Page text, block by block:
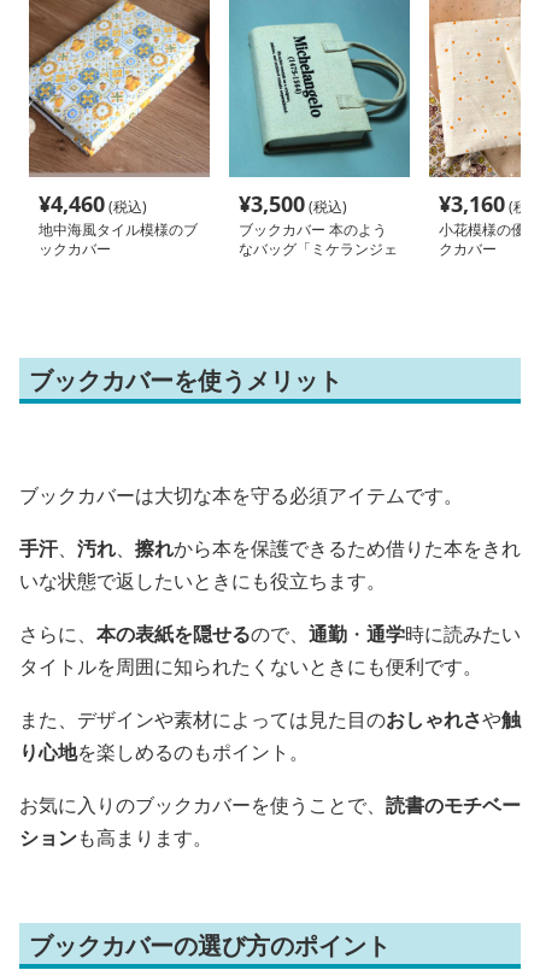
¥4,460(税込)
地中海風タイル模様のブ
ックカバー
¥3,500(税込)
ブックカバー 本のよう
なバッグ「ミケランジェ
¥3,160(税
小花模様の優
クカバー
ブックカバーを使うメリット
ブックカバーは大切な本を守る必須アイテムです。
手汗、 汚れ、 擦れから本を保護できるため借りた本をきれ
いな状態で返したいときにも役立ちます。
さらに、 本の表紙を隠せるので、 通勤 ・ 通学時に読みたい
タイトルを周囲に知られたくないときにも便利です。
また、デザインや素材によっては見た目のおしゃれさや触
り心地を楽しめるのもポイント。
お気に入りのブックカバーを使うことで、 読書のモチベー
ションも高まります。
ブックカバーの選び方のポイント